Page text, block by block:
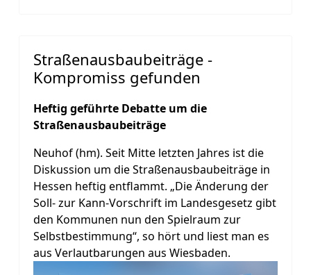
Straßenausbaubeiträge -
Kompromiss gefunden
Heftig geführte Debatte um die
Straßenausbaubeiträge
Neuhof (hm). Seit Mitte letzten Jahres ist die
Diskussion um die Straßenausbaubeiträge in
Hessen heftig entflammt. „Die Änderung der
Soll- zur Kann-Vorschrift im Landesgesetz gibt
den Kommunen nun den Spielraum zur
Selbstbestimmung“, so hört und liest man es
aus Verlautbarungen aus Wiesbaden.